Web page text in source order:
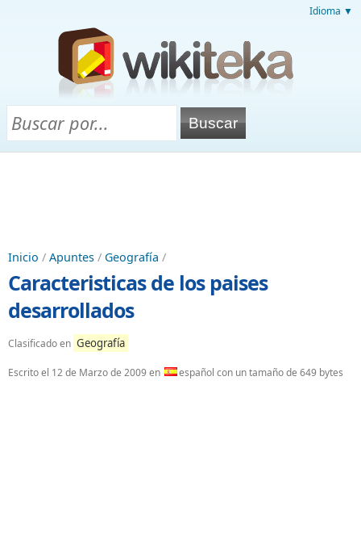
Idioma ▼
Inicio / Apuntes / Geografía /
Caracteristicas de los paises
desarrollados
Clasificado en Geografía
Escrito el 12 de Marzo de 2009en español con un tamaño de 649 bytes